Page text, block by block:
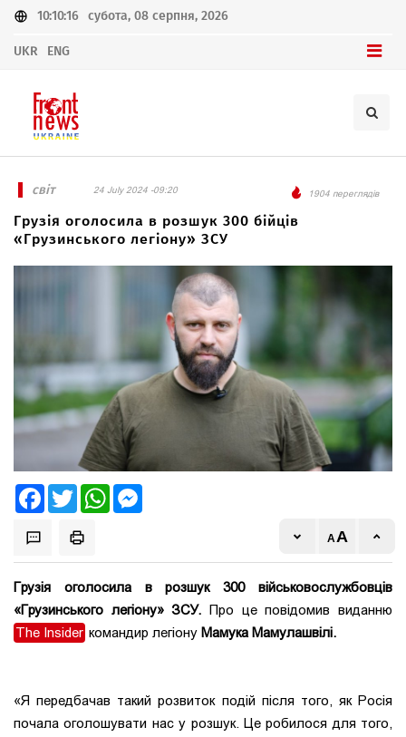
10:10:16 субота, 08 серпня, 2026
UKR ENG
світ 24 July 2024 -09:20 1904 переглядів
Грузія оголосила в розшук 300 бійців
«Грузинського легіону» ЗСУ
FacebookTwitter WhatsApp
Грузія оголосила в розшук 300 військовослужбовців
«Грузинського легіону» ЗСУ. Про це повідомив виданню
The Insider командир легіону Мамука Мамулашвілі.
«Я передбачав такий розвиток подій після того, як Росія
почала оголошувати нас у розшук. Це робилося для того,